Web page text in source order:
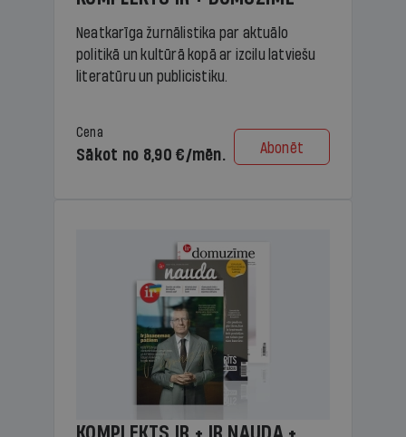
Neatkarīga žurnālistika par aktuālo
politikā un kultūrā kopā ar izcilu latviešu
literatūru un publicistiku.
Cena
Sākot no 8,90 €/mēn. Abonēt